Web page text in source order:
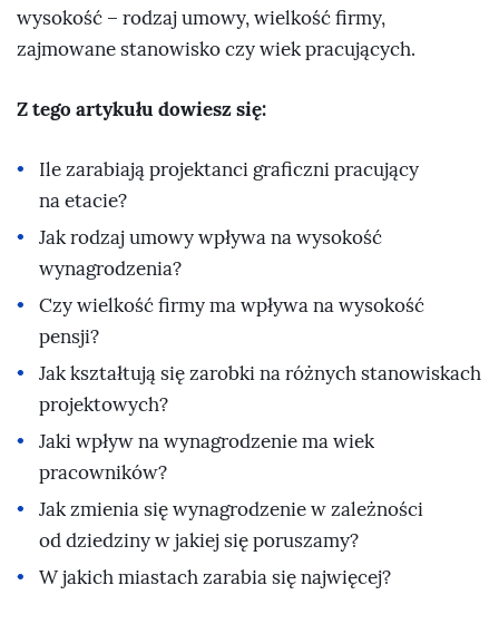
wysokość – rodzaj umowy, wielkość firmy,
zajmowane stanowisko czy wiek pracujących.
Z tego artykułu dowiesz się:
Ile zarabiają projektanci graficzni pracujący
na etacie?
Jak rodzaj umowy wpływa na wysokość
wynagrodzenia?
Czy wielkość firmy ma wpływa na wysokość
pensji?
Jak kształtują się zarobki na różnych stanowiskach
projektowych?
Jaki wpływ na wynagrodzenie ma wiek
pracowników?
Jak zmienia się wynagrodzenie w zależności
od dziedziny w jakiej się poruszamy?
W jakich miastach zarabia się najwięcej?